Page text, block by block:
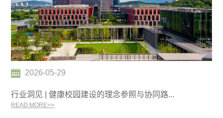
2026-05-29
行业洞见 | 健康校园建设的理念参照与协同路...
READ MORE>>